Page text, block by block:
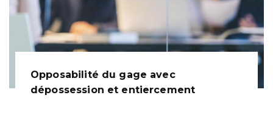
Opposabilité du gage avec
dépossession et entiercement